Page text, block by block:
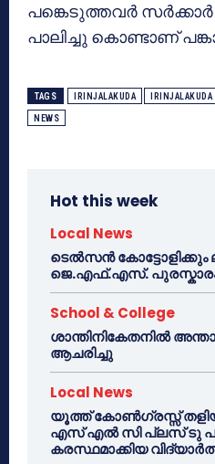
പങ്കെടുത്തവർ
പാലിച്ചു കൊണ്ടാണ്
TAGS IRINJALAKUDA IRINJALAKUDA
NEWS
Hot this week
Local News
ടെൽസൻ കോട്ടോളിക്കും
ജെ.എഫ്.എസ്.
School & College
ശാന്തിനികേതനിൽ
ആചരിച്ചു
Local News
യൂത്ത് കോൺഗ്രസ്സ്
എസ് എൽ സി പ്ലസ് ടു
കരസ്ഥമാക്കിയ